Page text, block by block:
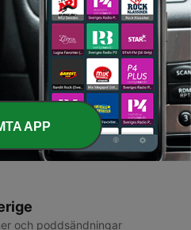
(Trailer)
och poddsändningar
APP